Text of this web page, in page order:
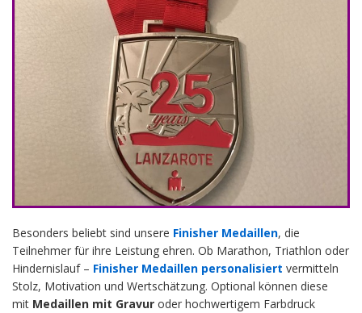
Besonders beliebt sind unsere Finisher Medaillen, die
Teilnehmer für ihre Leistung ehren. Ob Marathon, Triathlon oder
Hindernislauf – Finisher Medaillen personalisiert vermitteln
Stolz, Motivation und Wertschätzung. Optional können diese
mit Medaillen mit Gravur oder hochwertigem Farbdruck